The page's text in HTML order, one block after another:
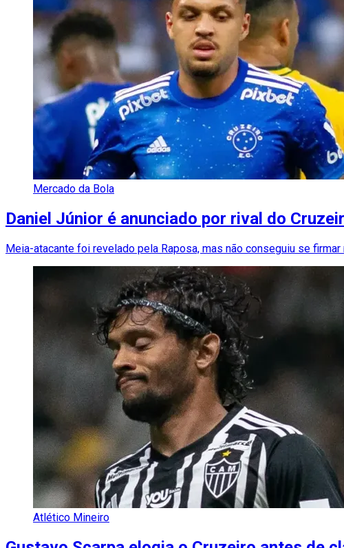
Mercado da Bola
Daniel Júnior é anunciado por rival do
Meia-atacante foi revelado pela Raposa, mas não conseguiu se
Atlético Mineiro